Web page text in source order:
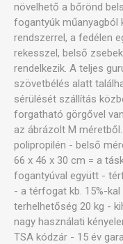
növelhető a bőrönd
fogantyúk műanyagból
rendszerrel, a fedélen
rekesszel, belső
rendelkezik. A teljes
szövetbélés alatt
sérülését szállítás
forgatható görgővel
az ábrázolt M
polipropilén - belső
66 x 46 x 30 cm = a
fogantyúval együtt -
- a térfogat kb. 15%-
terhelhetőség 20 kg -
nagy használati
TSA kódzár - 15 év